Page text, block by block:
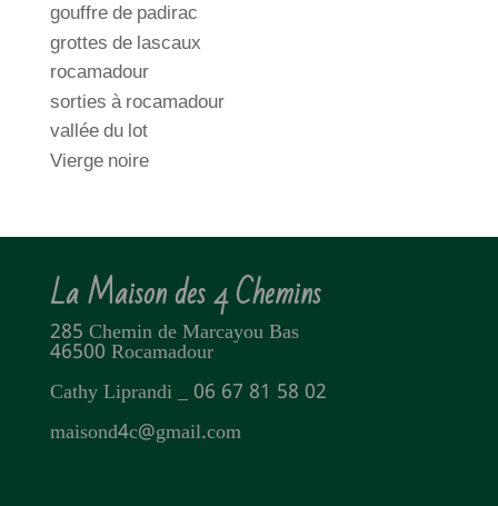
gouffre de padirac
grottes de lascaux
rocamadour
sorties à rocamadour
vallée du lot
Vierge noire
La Maison des 4 Chemins
285 Chemin de Marcayou Bas
46500 Rocamadour
Cathy Liprandi _ 06 67 81 58 02
maisond4c@gmail.com